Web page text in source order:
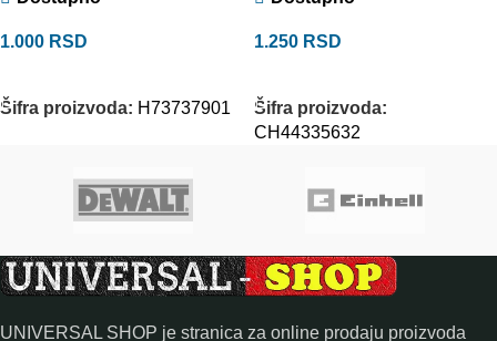
1.000 RSD
Šifra proizvoda: H73737901
1.250 RSD
Šifra proizvoda:
CH44335632
UNIVERSAL SHOP je stranica za online prodaju proizvoda